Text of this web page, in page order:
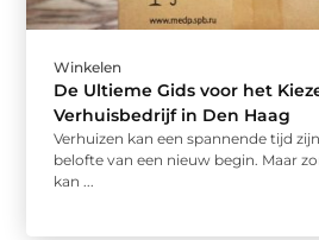
Winkelen
De Ultieme Gids voor het
Verhuisbedrijf in Den Haag
Verhuizen kan een spannende tijd
belofte van een nieuw begin. Maar
kan ...